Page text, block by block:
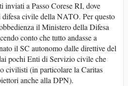
inviati a Passo Corese RI, dove
difesa civile della NATO. Per questo
il Ministero della Difesa
conto che tutto andasse a
il SC autonomo dalle direttive del
pochi Enti di Servizio civile che
civilisti (in particolare la Caritas
anche alla DPN).